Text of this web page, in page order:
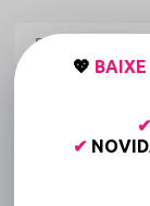
💖
✔
✔